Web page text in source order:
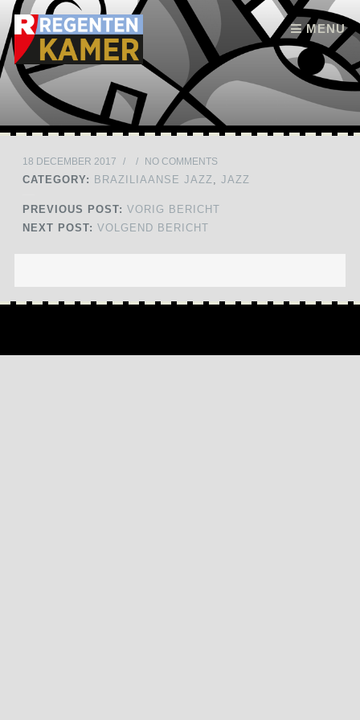
MENU
Skip to content
18 DECEMBER 2017 / / NO COMMENTS
CATEGORY: BRAZILIAANSE JAZZ JAZZ
PREVIOUS POST: VORIG BERICHT
NEXT POST: VOLGEND BERICHT